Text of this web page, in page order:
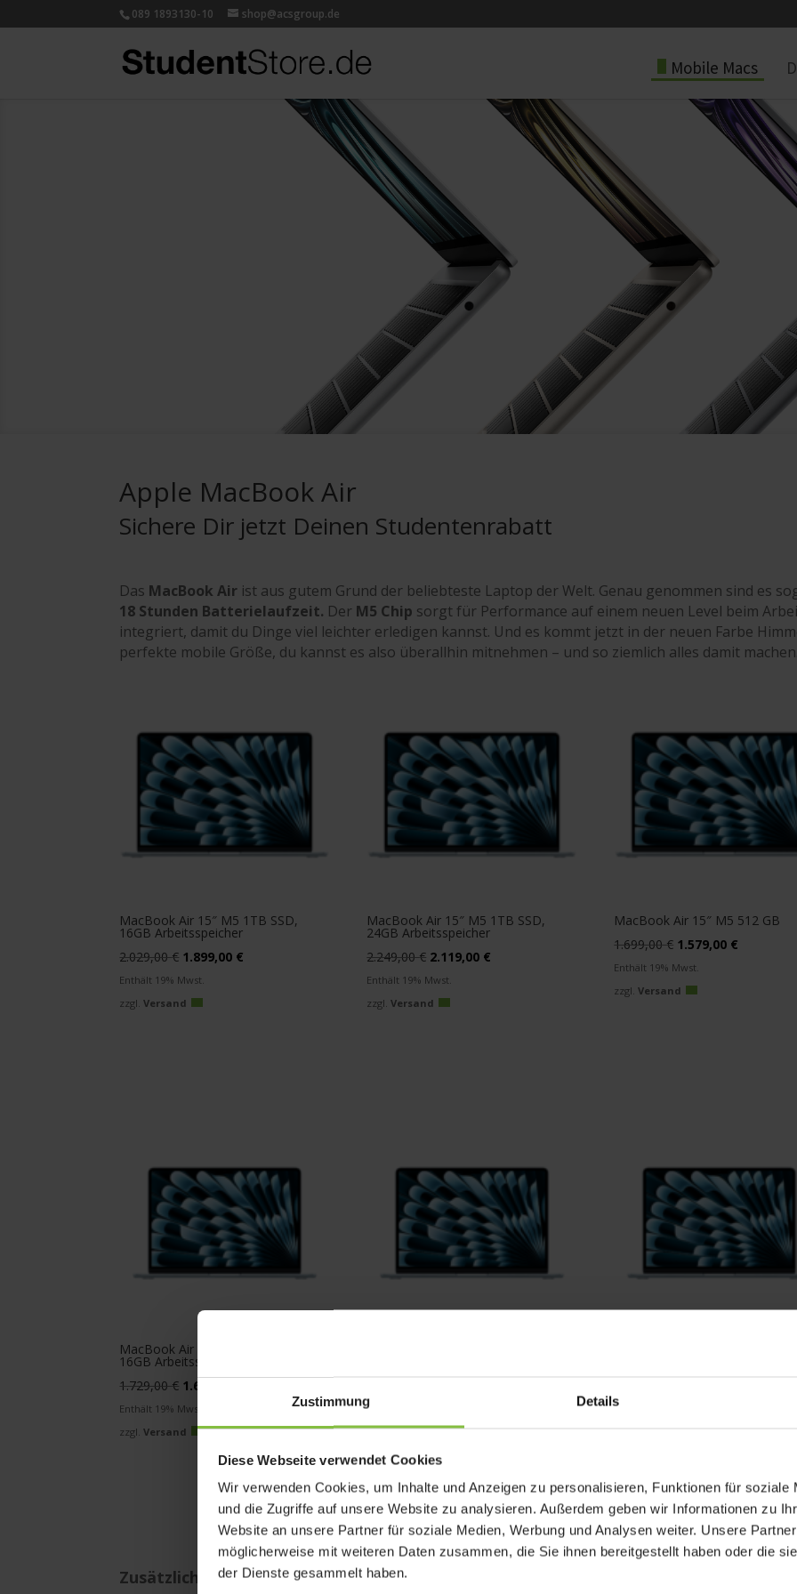
Zustimmung Details
Diese Webseite verwendet Cookies
Wir verwenden Cookies, um Inhalte und Anzeigen zu personalisieren, Funktionen für soziale
und die Zugriffe auf unsere Website zu analysieren. Außerdem geben wir Informationen zu
Website an unsere Partner für soziale Medien, Werbung und Analysen weiter. Unsere
möglicherweise mit weiteren Daten zusammen, die Sie ihnen bereitgestellt haben oder die
der Dienste gesammelt haben.
089 1893130-10 shop@acsgroup.de
Mobile Macs
Apple MacBook Air
Sichere Dir jetzt Deinen Studentenrabatt
Das MacBook Air ist aus gutem Grund der beliebteste Laptop der Welt. Genau genommen sind es
18 Stun­den Batterie­laufzeit. Der M5 Chip sorgt für Per­for­mance auf einem neuen Level beim
integriert, damit du Dinge viel leichter erle­digen kannst. Und es kommt jetzt in der neuen Farbe
perfekte mobile Größe, du kannst es also überall­hin mitnehmen – und so ziemlich alles damit
MacBook Air 15″ M5 1TB SSD,
16GB Arbeitsspeicher
2.029,00€ Ursprünglicher
Preis
war:
1.899,00 €
Enthält 19% Mwst.
zzgl.Versand
MacBook Air 15″ M5 1TB SSD,
24GB Arbeitsspeicher
2.249,00€ Ursprünglicher
Preis
war:
2.119,00 €
Enthält 19% Mwst.
zzgl.Versand
MacBook Air 15″ M5 512 GB
1.699,00€ Ursprünglicher
Preis
war:
1.579,00 €
Enthält 19% Mwst.
zzgl.Versand
MacBook Air 13″ M5 1TB SSD,
16GB Arbeitsspeicher
1.729,00€ Ursprünglicher
Preis
war:
1.729,00 €
1.619,00
ist:
1.619,00 €.
Enthält 19% Mwst.
zzgl.Versand
war:
1.949,00 €
Enthält 19% Mwst.
zzgl.Versand
Enthält 19% Mwst.
Zusätzlicher Service & Support für Ihr MacBook Air